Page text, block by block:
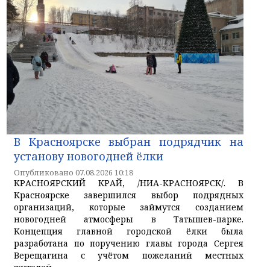
В Красноярске выбран подрядчик на
установу новогодней ёлки
Опубликовано 07.08.2026 10:18
КРАСНОЯРСКИЙ КРАЙ, /НИА-КРАСНОЯРСК/. В
Красноярске завершился выбор подрядных
организаций, которые займутся созданием
новогодней атмосферы в Татышев-парке.
Концепция главной городской ёлки была
разработана по поручению главы города Сергея
Верещагина с учётом пожеланий местных